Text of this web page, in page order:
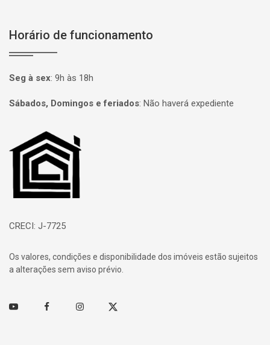
Horário de funcionamento
Seg à sex: 9h às 18h
Sábados, Domingos e feriados: Não haverá expediente
Página inicial
CRECI: J-7725
Os valores, condições e disponibilidade dos imóveis estão sujeitos
a alterações sem aviso prévio.
Youtube FacebookInstagramTwitter